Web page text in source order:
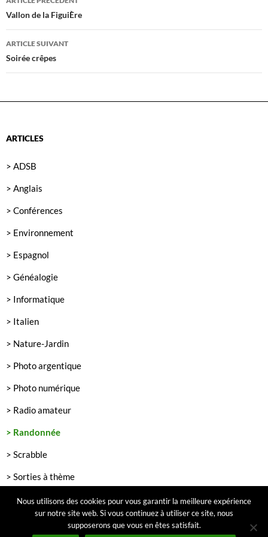
des
articles
Vallon de la FiguiÈre
ARTICLE SUIVANT
Soirée crêpes
ARTICLES
> ADSB
> Anglais
> Conférences
> Environnement
> Espagnol
> Généalogie
> Informatique
> Italien
> Nature-Jardin
> Photo argentique
> Photo numérique
> Radio amateur
> Randonnée
> Scrabble
> Sorties à thème
> Théâtre
Nous utilisons des cookies pour vous garantir la meilleure expérience
sur notre site web. Si vous continuez à utiliser ce site, nous
supposerons que vous en êtes satisfait.